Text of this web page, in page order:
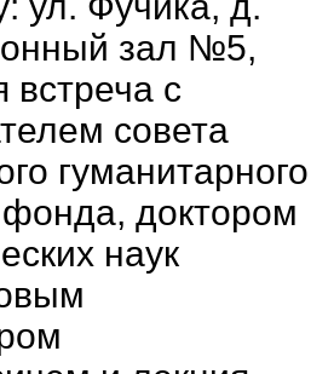
зал №5,
встреча с
совета
гуманитарного
фонда, доктором
наук